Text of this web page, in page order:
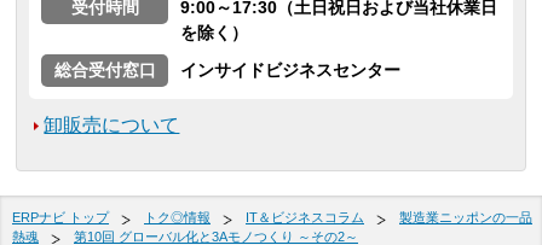
受付時間
9:00～17:30（土日祝日および当社休業日
を除く）
総合受付窓口
インサイドビジネスセンター
卸販売について
ERPナビ トップ トク◎情報 IT＆ビジネスコラム
製造業ニッポンの一品
熱魂
第10回 グローバル化と3Aモノつくり ～その2～